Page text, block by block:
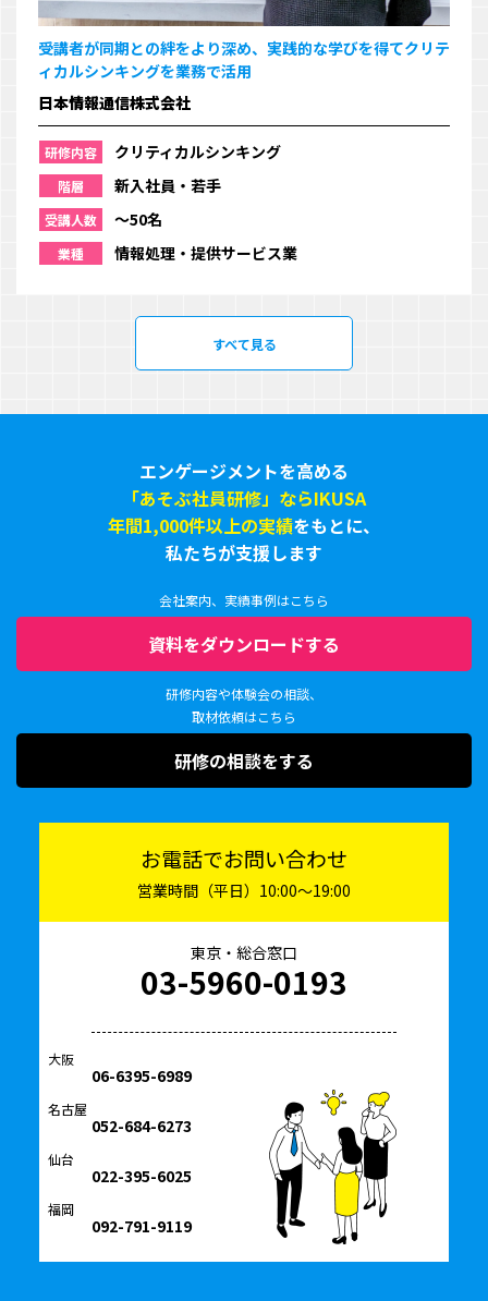
受講者が同期との絆をより深め、実践的な学びを得てクリテ
ィカルシンキングを業務で活用
日本情報通信株式会社
研修内容 クリティカルシンキング
階層 新入社員・若手
受講人数 〜50名
業種 情報処理・提供サービス業
すべて見る
エンゲージメントを高める
「あそぶ社員研修」ならIKUSA
年間1,000件以上の実績をもとに、
私たちが支援します
会社案内、実績事例はこちら
資料をダウンロードする
研修内容や体験会の相談、
取材依頼はこちら
研修の相談をする
お電話でお問い合わせ
営業時間（平日）10:00〜19:00
東京・総合窓口
03-5960-0193
大阪
06-6395-6989
名古屋
052-684-6273
仙台
022-395-6025
福岡
092-791-9119